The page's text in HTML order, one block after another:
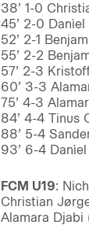
38’ 1-0
45’ 2-0
52’ 2-1
55’ 2-2
57’ 2-3
60’ 3-3
75’ 4-3
84’ 4-4 Tinus
88’ 5-4
93’ 6-4
FCM U19:
Christian
Alamara Djabi